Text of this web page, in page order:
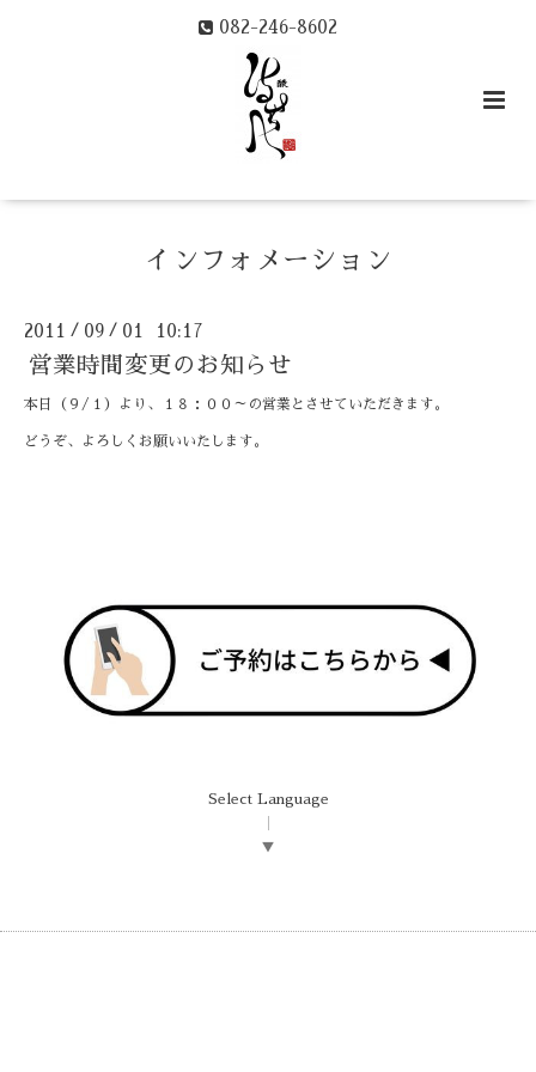
082-246-8602
インフォメーション
2011 / 09 / 01 10:17
営業時間変更のお知らせ
本日（９/１）より、１８：００～の営業とさせていただきます。
どうぞ、よろしくお願いいたします。
Select Language
▼